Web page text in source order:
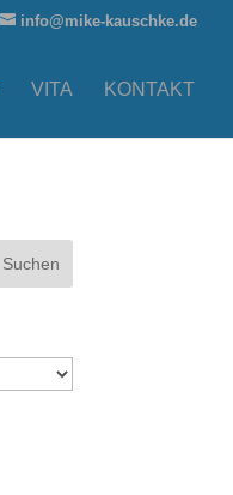
info@mike-kauschke.de
VITA KONTAKT